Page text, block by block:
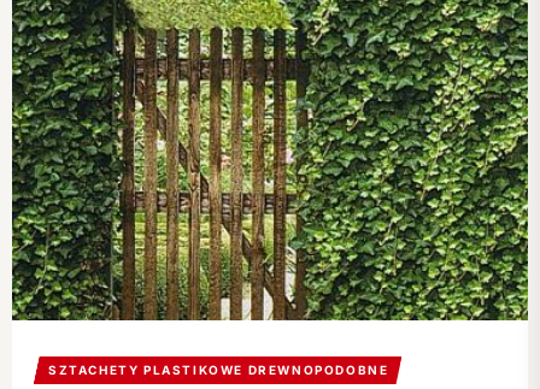
SZTACHETY PLASTIKOWE DREWNOPODOBNE